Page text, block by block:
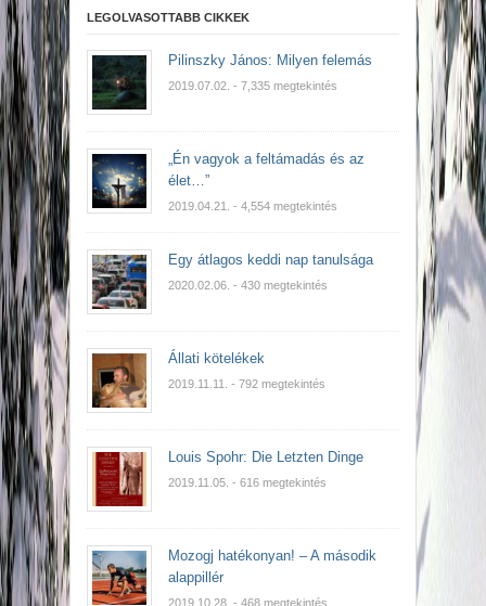
LEGOLVASOTTABB CIKKEK
Pilinszky János: Milyen felemás
2019.07.02. - 7,335 megtekintés
„Én vagyok a feltámadás és az
élet…”
2019.04.21. - 4,554 megtekintés
Egy átlagos keddi nap tanulsága
2020.02.06. - 430 megtekintés
Állati kötelékek
2019.11.11. - 792 megtekintés
Louis Spohr: Die Letzten Dinge
2019.11.05. - 616 megtekintés
Mozogj hatékonyan! – A második
alappillér
2019.10.28. - 468 megtekintés